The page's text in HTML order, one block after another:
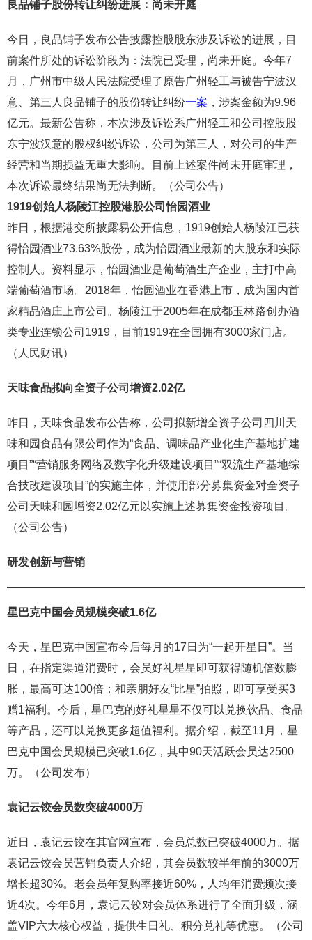
良品铺子股份转让纠纷进展：尚未开庭
今日，良品铺子发布公告披露控股股东涉及诉讼的进展，目
前案件所处的诉讼阶段为：法院已受理，尚未开庭。今年7
月，广州市中级人民法院受理了原告广州轻工与被告宁波汉
意、第三人良品铺子的股份转让纠纷一案 ，涉案金额为9.96
亿元。最新公告称，本次涉及诉讼系广州轻工和公司控股股
东宁波汉意的股权纠纷诉讼，公司为第三人，对公司的生产
经营和当期损益无重大影响。目前上述案件尚未开庭审理，
本次诉讼最终结果尚无法判断。（公司公告）
1919创始人杨陵江控股港股公司怡园酒业
昨日，根据港交所披露易公开信息，1919创始人杨陵江已获
得怡园酒业73.63%股份，成为怡园酒业最新的大股东和实际
控制人。资料显示，怡园酒业是葡萄酒生产企业，主打中高
端葡萄酒市场。2018年，怡园酒业在香港上市，成为国内首
家精品酒庄上市公司。杨陵江于2005年在成都玉林路创办酒
类专业连锁公司1919，目前1919在全国拥有3000家门店。
（人民财讯）
天味食品拟向全资子公司增资2.02亿
昨日，天味食品发布公告称，公司拟新增全资子公司四川天
味和园食品有限公司作为“食品、调味品产业化生产基地扩建
项目”“营销服务网络及数字化升级建设项目”“双流生产基地综
合技改建设项目”的实施主体，并使用部分募集资金对全资子
公司天味和园增资2.02亿元以实施上述募集资金投资项目。
（公司公告）
研发创新与营销
星巴克中国会员规模突破1.6亿
今天，星巴克中国宣布今后每月的17日为“一起开星日”。当
日，在指定渠道消费时，会员好礼星星即可获得随机倍数膨
胀，最高可达100倍；和亲朋好友“比星”拍照，即可享受买3
赠1福利。今后，星巴克的好礼星星不仅可以兑换饮品、食品
等产品，还可以兑换更多超值福利。据介绍，截至11月，星
巴克中国会员规模已突破1.6亿，其中90天活跃会员达2500
万。（公司发布）
袁记云饺会员数突破4000万
近日，袁记云饺在其官网宣布，会员总数已突破4000万。据
袁记云饺会员营销负责人介绍，其会员数较半年前的3000万
增长超30%。老会员年复购率接近60%，人均年消费频次接
近4次。今年6月，袁记云饺对会员体系进行了全面升级，涵
盖VIP六大核心权益，提供生日礼、积分兑礼等优惠。（公司